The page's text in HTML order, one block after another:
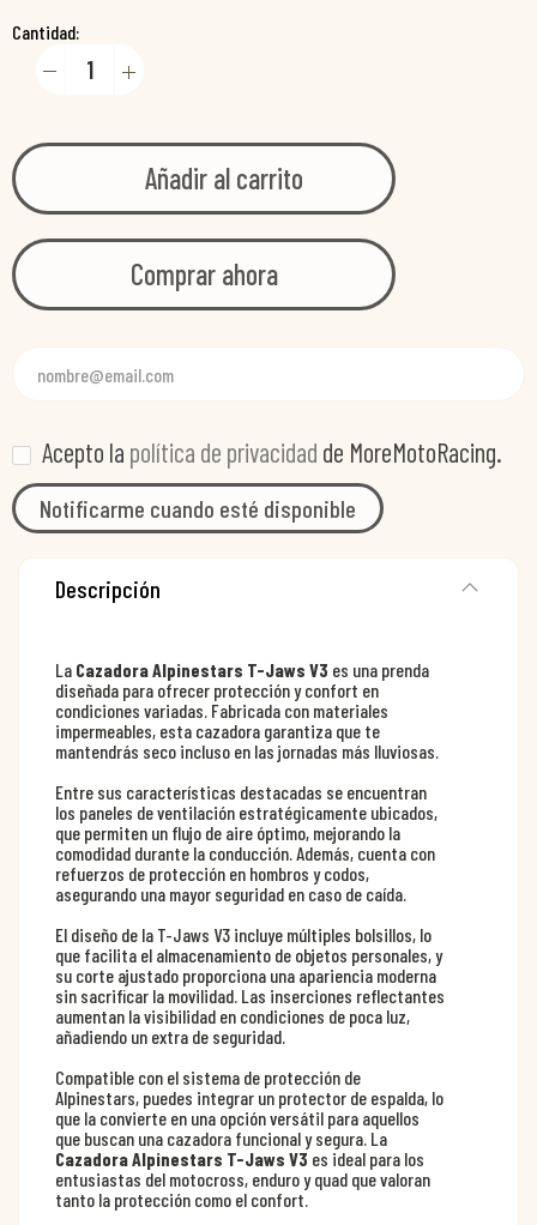
Cantidad:
Añadir al carrito
Comprar ahora
Acepto la política de privacidad de MoreMotoRacing.
Notificarme cuando esté disponible
Descripción
La Cazadora Alpinestars T-Jaws V3 es una prenda
diseñada para ofrecer protección y confort en
condiciones variadas. Fabricada con materiales
impermeables, esta cazadora garantiza que te
mantendrás seco incluso en las jornadas más lluviosas.
Entre sus características destacadas se encuentran
los paneles de ventilación estratégicamente ubicados,
que permiten un flujo de aire óptimo, mejorando la
comodidad durante la conducción. Además, cuenta con
refuerzos de protección en hombros y codos,
asegurando una mayor seguridad en caso de caída.
El diseño de la T-Jaws V3 incluye múltiples bolsillos, lo
que facilita el almacenamiento de objetos personales, y
su corte ajustado proporciona una apariencia moderna
sin sacrificar la movilidad. Las inserciones reflectantes
aumentan la visibilidad en condiciones de poca luz,
añadiendo un extra de seguridad.
Compatible con el sistema de protección de
Alpinestars, puedes integrar un protector de espalda, lo
que la convierte en una opción versátil para aquellos
que buscan una cazadora funcional y segura. La
Cazadora Alpinestars T-Jaws V3 es ideal para los
entusiastas del motocross, enduro y quad que valoran
tanto la protección como el confort.